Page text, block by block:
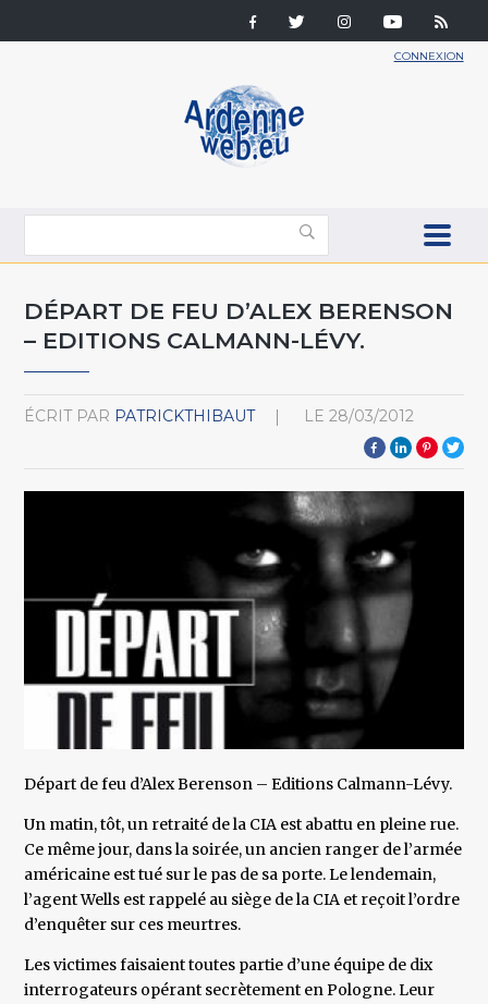
CONNEXION
DÉPART DE FEU D’ALEX BERENSON
– EDITIONS CALMANN-LÉVY.
ÉCRIT PAR PATRICKTHIBAUT LE 28/03/2012
Départ de feu d’Alex Berenson – Editions Calmann-Lévy.
Un matin, tôt, un retraité de la CIA est abattu en pleine rue.
Ce même jour, dans la soirée, un ancien ranger de l’armée
américaine est tué sur le pas de sa porte. Le lendemain,
l’agent Wells est rappelé au siège de la CIA et reçoit l’ordre
d’enquêter sur ces meurtres.
Les victimes faisaient toutes partie d’une équipe de dix
interrogateurs opérant secrètement en Pologne. Leur